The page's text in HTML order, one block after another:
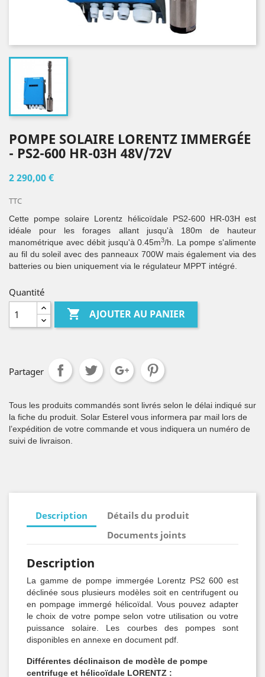
POMPE SOLAIRE LORENTZ IMMERGÉE
- PS2-600 HR-03H 48V/72V
2 290,00 €
TTC
Cette pompe solaire Lorentz hélicoïdale PS2-600 HR-03H est
idéale pour les forages allant jusqu'à 180m de hauteur
manométrique avec débit jusqu'à 0.45m3/h. La pompe s'alimente
au fil du soleil avec des panneaux 700W mais également via des
batteries ou bien uniquement via le régulateur MPPT intégré.
Quantité
 AJOUTER AU PANIER
Partager
Tous les produits commandés sont livrés selon le délai indiqué sur
la fiche du produit. Solar Esterel vous informera par mail lors de
l’expédition de votre commande et vous indiquera un numéro de
suivi de livraison.
Description
Détails du produit
Documents joints
Description
La gamme de pompe immergée Lorentz PS2 600 est
déclinée sous plusieurs modèles soit en centrifugent ou
en pompage immergé hélicoïdal. Vous pouvez adapter
le choix de votre pompe selon votre utilisation ou votre
puissance solaire. Les courbes des pompes sont
disponibles en annexe en document pdf.
Différentes déclinaison de modèle de pompe
centrifuge et hélicoïdale LORENTZ :